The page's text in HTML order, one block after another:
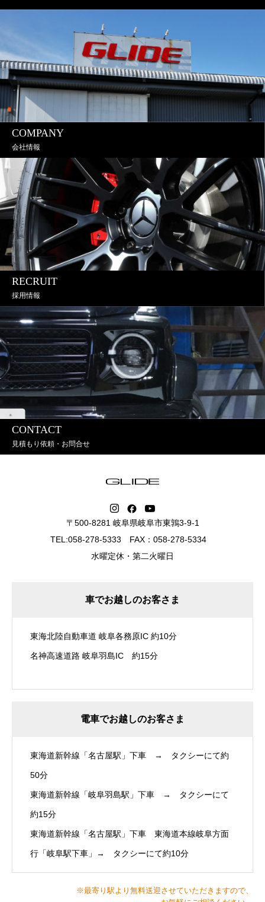
COMPANY
会社情報
RECRUIT
採用情報
CONTACT
見積もり依頼・お問合せ
〒500-8281 岐阜県岐阜市東鶉3-9-1
TEL:058-278-5333 FAX：058-278-5334
水曜定休・第二火曜日
車でお越しのお客さま
東海北陸自動車道 岐阜各務原IC 約10分
名神高速道路 岐阜羽島IC 約15分
電車でお越しのお客さま
東海道新幹線「名古屋駅」下車 → タクシーにて約
50分
東海道新幹線「岐阜羽島駅」下車 → タクシーにて
約15分
東海道新幹線「名古屋駅」下車 東海道本線岐阜方面
行「岐阜駅下車」→ タクシーにて約10分
※最寄り駅より無料送迎させていただきますので、